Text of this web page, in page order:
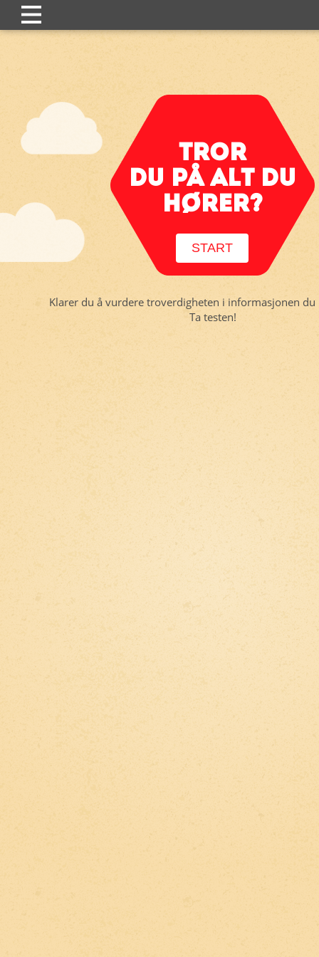
TROR
DU PÅ ALT DU
HØRER?
START
Klarer du å vurdere troverdigheten i informasjonen du
Ta testen!